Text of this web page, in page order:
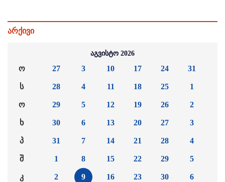
არქივი
აგვისტო 2026
ო
ს
ო
ხ
პ
შ
კ
27
28
29
30
31
1
2
3
4
5
6
7
8
9
10
11
12
13
14
15
16
17
18
19
20
21
22
23
24
25
26
27
28
29
30
31
1
2
3
4
5
6